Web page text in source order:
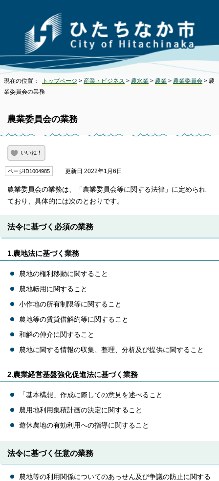
現在の位置： トップページ > 産業・ビジネス > 農水業 > 農業 > 農業委員会 > 農
業委員会の業務
農業委員会の業務
いいね！
ページID1004985 更新日 2022年1月6日
農業委員会の業務は、「農業委員会等に関する法律」に定められ
ており、具体的には次のとおりです。
法令に基づく必須の業務
1.農地法に基づく業務
農地の権利移動に関すること
農地転用に関すること
小作地の所有制限等に関すること
農地等の賃貸借解約等に関すること
和解の仲介に関すること
農地に関する情報の収集、整理、分析及び提供に関すること
2.農業経営基盤強化促進法に基づく業務
「基本構想」作成に際しての意見を述べること
農用地利用集積計画の決定に関すること
遊休農地の有効利用への指導に関すること
法令に基づく任意の業務
農地等の利用関係についてのあっせん及び争議の防止に関する